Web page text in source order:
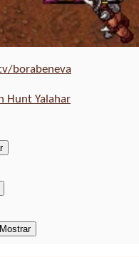
borabeneva
Hunt Yalahar